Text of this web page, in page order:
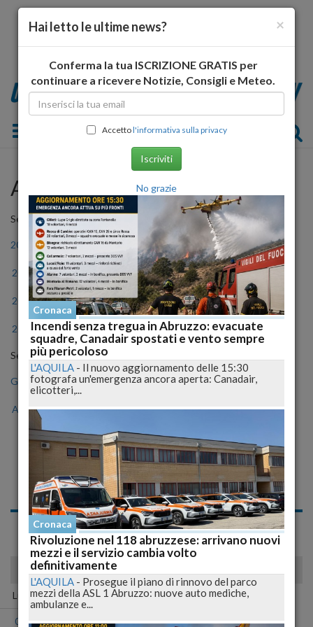
Toggle navigation
Archivio Storico
Seleziona l'anno
2006 2007 2008 2009 2011
2012 2013 2014 2015 2016 2017
2018 2019 2020 2021 2022 2023
2024 2025 2026
Seleziona il mese
Gen Feb Mar Apr Mag Giu Lug
Ago Set Ott Nov Dic
Notizie di Sabato, 27
Luglio 2019
Spiacente, non sono presenti news nell'archivio per questo
giorno!
Lun Mar Mer Gio Ven Sab
01 02 03 04 05 06 07
×
Hai letto le ultime news?
Conferma la tua ISCRIZIONE GRATIS per
continuare a ricevere Notizie, Consigli e Meteo.
Accettol'informativa sulla privacy
Iscriviti
No grazie
Cronaca
Incendi senza tregua in Abruzzo: evacuate
squadre, Canadair spostati e vento sempre
più pericoloso
L'AQUILA - Il nuovo aggiornamento delle 15:30
fotografa un'emergenza ancora aperta: Canadair,
elicotteri,...
Cronaca
Rivoluzione nel 118 abruzzese: arrivano nuovi
mezzi e il servizio cambia volto
definitivamente
L'AQUILA - Prosegue il piano di rinnovo del parco
mezzi della ASL 1 Abruzzo: nuove auto mediche,
ambulanze e...